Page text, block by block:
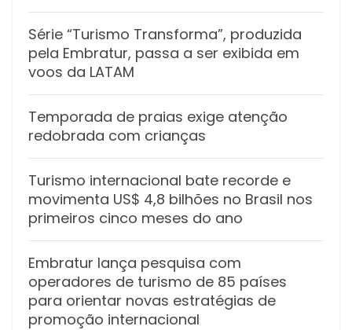
Série “Turismo Transforma”, produzida
pela Embratur, passa a ser exibida em
voos da LATAM
Temporada de praias exige atenção
redobrada com crianças
Turismo internacional bate recorde e
movimenta US$ 4,8 bilhões no Brasil nos
primeiros cinco meses do ano
Embratur lança pesquisa com
operadores de turismo de 85 países
para orientar novas estratégias de
promoção internacional